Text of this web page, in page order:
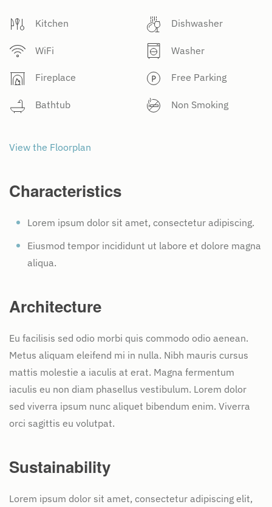
Kitchen Dishwasher
WiFi Washer
Fireplace Free Parking
Bathtub Non Smoking
View the Floorplan
Characteristics
Lorem ipsum dolor sit amet, consectetur adipiscing.
Eiusmod tempor incididunt ut labore et dolore magna
aliqua.
Architecture
Eu facilisis sed odio morbi quis commodo odio aenean.
Metus aliquam eleifend mi in nulla. Nibh mauris cursus
mattis molestie a iaculis at erat. Magna fermentum
iaculis eu non diam phasellus vestibulum. Lorem dolor
sed viverra ipsum nunc aliquet bibendum enim. Viverra
orci sagittis eu volutpat.
Sustainability
Lorem ipsum dolor sit amet, consectetur adipiscing elit,